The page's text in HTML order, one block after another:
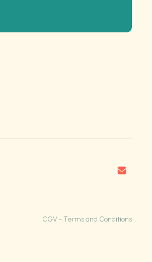
CGV - Terms and Conditions